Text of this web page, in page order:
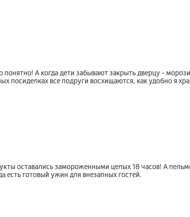
понятно! А когда дети забывают закрыть дверцу -
все подруги восхищаются, как удобно я
оставались замороженными целых 18 часов! А
есть готовый ужин для внезапных гостей.